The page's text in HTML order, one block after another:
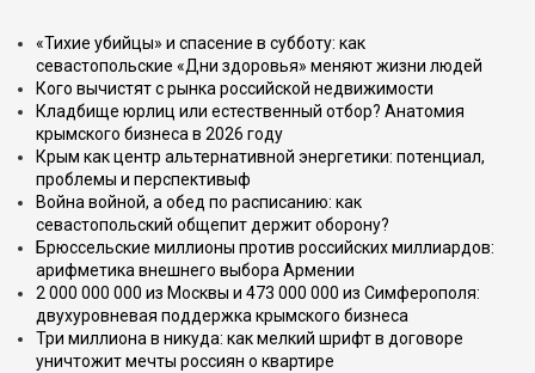
«Тихие убийцы» и спасение в субботу: как
севастопольские «Дни здоровья» меняют жизни людей
Кого вычистят с рынка российской недвижимости
Кладбище юрлиц или естественный отбор? Анатомия
крымского бизнеса в 2026 году
Крым как центр альтернативной энергетики: потенциал,
проблемы и перспективыф
Война войной, а обед по расписанию: как
севастопольский общепит держит оборону?
Брюссельские миллионы против российских миллиардов:
арифметика внешнего выбора Армении
2 000 000 000 из Москвы и 473 000 000 из Симферополя:
двухуровневая поддержка крымского бизнеса
Три миллиона в никуда: как мелкий шрифт в договоре
уничтожит мечты россиян о квартире